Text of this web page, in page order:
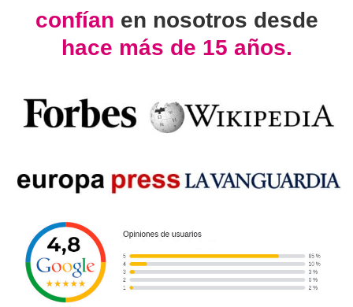
confían en nosotros desde
hace más de 15 años.